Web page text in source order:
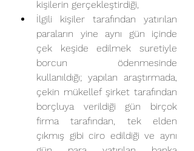
kişilerin gerçekleştirdiği,
İlgili kişiler tarafından yatırılan
paraların yine aynı gün içinde
çek keşide edilmek suretiyle
borcun ödenmesinde
kullanıldığı; yapılan araştırmada,
çekin mükellef şirket tarafından
borçluya verildiği gün birçok
firma tarafından, tek elden
çıkmış gibi ciro edildiği ve aynı